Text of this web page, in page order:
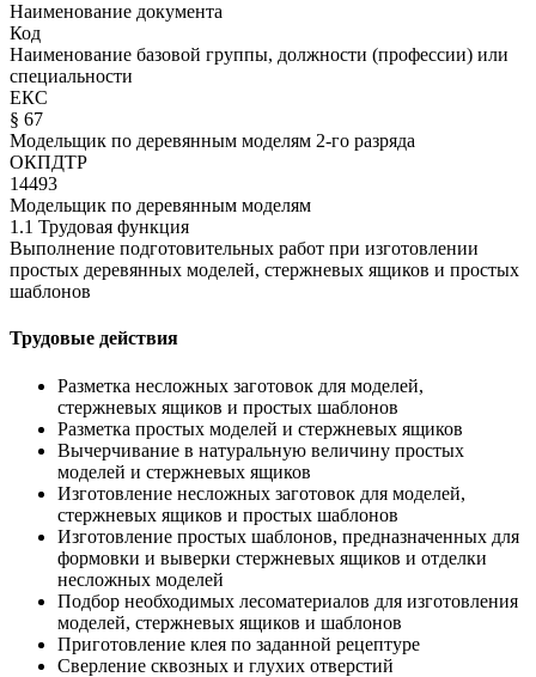
Наименование документа
Код
Наименование базовой группы, должности (профессии) или
специальности
ЕКС
§ 67
Модельщик по деревянным моделям 2-го разряда
ОКПДТР
14493
Модельщик по деревянным моделям
1.1 Трудовая функция
Выполнение подготовительных работ при изготовлении
простых деревянных моделей, стержневых ящиков и простых
шаблонов
Трудовые действия
Разметка несложных заготовок для моделей,
стержневых ящиков и простых шаблонов
Разметка простых моделей и стержневых ящиков
Вычерчивание в натуральную величину простых
моделей и стержневых ящиков
Изготовление несложных заготовок для моделей,
стержневых ящиков и простых шаблонов
Изготовление простых шаблонов, предназначенных для
формовки и выверки стержневых ящиков и отделки
несложных моделей
Подбор необходимых лесоматериалов для изготовления
моделей, стержневых ящиков и шаблонов
Приготовление клея по заданной рецептуре
Сверление сквозных и глухих отверстий